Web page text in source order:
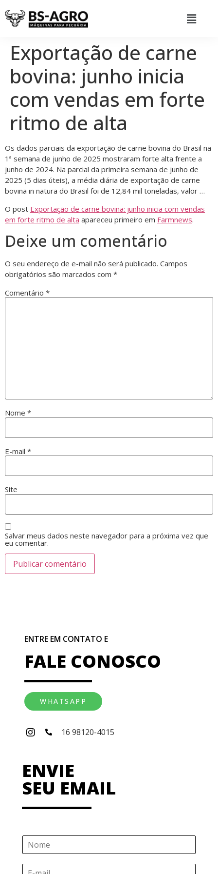
Exportação de carne
bovina: junho inicia
com vendas em forte
ritmo de alta
Os dados parciais da exportação de carne bovina do Brasil na
1ª semana de junho de 2025 mostraram forte alta frente a
junho de 2024. Na parcial da primeira semana de junho de
2025 (5 dias úteis), a média diária de exportação de carne
bovina in natura do Brasil foi de 12,84 mil toneladas, valor …
O post Exportação de carne bovina: junho inicia com vendas
em forte ritmo de alta apareceu primeiro em Farmnews.
Deixe um comentário
O seu endereço de e-mail não será publicado. Campos
obrigatórios são marcados com *
Comentário *
Nome *
E-mail *
Site
Salvar meus dados neste navegador para a próxima vez que
eu comentar.
ENTRE EM CONTATO E
FALE CONOSCO
WHATSAPP
16 98120-4015
ENVIE
SEU EMAIL
N
E